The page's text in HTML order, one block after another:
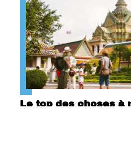
Le top des choses à